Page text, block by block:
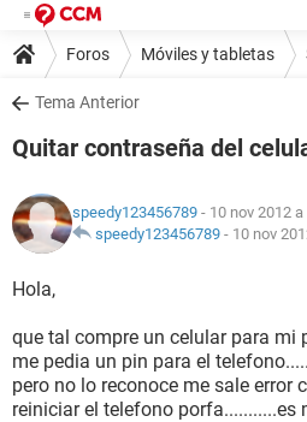
Foros Móviles y tabletas
Tema Anterior
Quitar contraseña del
speedy123456789 - 10 nov 2012
speedy123456789 - 10 nov
Hola,
que tal compre un celular para mi
me pedia un pin para el
pero no lo reconoce me sale error
reiniciar el telefono porfa...........es